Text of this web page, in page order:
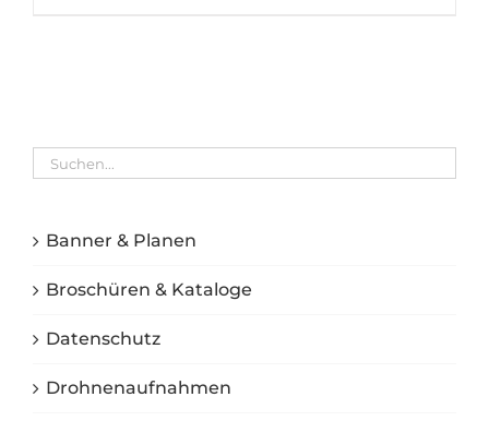
Banner & Planen
Broschüren & Kataloge
Datenschutz
Drohnenaufnahmen